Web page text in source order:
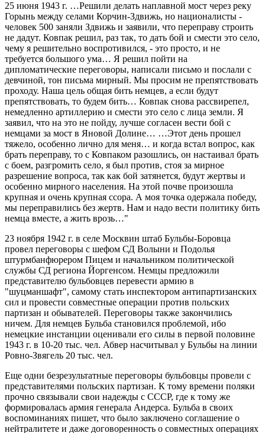
25 июня 1943 г. …Решили делать наплавной мост через реку
Горынь между селами Корчин-Здвижь, но националисты -
человек 500 заняли Здвижь и заявили, что переправу строить
не дадут. Ковпак решил, раз так, то дать бой и смести это село,
чему я решительно воспротивился, - это просто, и не
требуется большого ума… Я решил пойти на
дипломатические переговоры, написали письмо и послали с
девчиной, тон письма мирный. Мы просим не препятствовать
проходу. Наша цель общая бить немцев, а если будут
препятствовать, то будем бить… Ковпак снова рассвирепел,
немедленно артиллерию и смести это село с лица земли. Я
заявил, что на это не пойду, лучше согласен вести бой с
немцами за мост в Яновой Долине… …Этот день прошел
тяжело, особенно лично для меня… и когда встал вопрос, как
брать переправу, то с Ковпаком разошлись, он настаивал брать
с боем, разгромить село, я был против, стоя за мирное
разрешение вопроса, так как бой затянется, будут жертвы и
особенно мирного населения. На этой почве произошла
крупная и очень крупная ссора. А моя точка одержала победу,
мы переправились без жертв. Нам и надо вести политику бить
немца вместе, а жить врозь…"
23 ноября 1942 г. в селе Москвин штаб Бульбы-Боровца
провел переговоры с шефом СД Волыни и Подолья
штурмбанфюрером Пицем и начальником политической
службы СД региона Йоргенсом. Немцы предложили
представителю бульбовцев перевести армию в
"шуцманшафт", самому стать инспектором антипартизанских
сил и провести совместные операции против польских
партизан и обывателей. Переговоры также закончились
ничем. Для немцев Бульба становился проблемой, ибо
немецкие инстанции оценивали его силы в первой половине
1943 г. в 10-20 тыс. чел. Абвер насчитывал у Бульбы на линии
Ровно-Звягель 20 тыс. чел.
Еще одни безрезультатные переговоры бульбовцы провели с
представителями польских партизан. К тому времени поляки
прочно связывали свои надежды с СССР, где к тому же
формировалась армия генерала Андерса. Бульба в своих
воспоминаниях пишет, что было заключено соглашение о
нейтралитете и даже договоренность о совместных операциях